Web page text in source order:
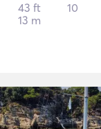
43 ft
13 m
10